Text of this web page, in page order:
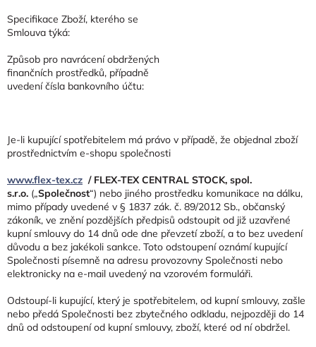
Specifikace Zboží, kterého se
Smlouva týká:
Způsob pro navrácení obdržených
finančních prostředků, případně
uvedení čísla bankovního účtu:
Je-li kupující spotřebitelem má právo v případě, že objednal zboží
prostřednictvím e-shopu společnosti
www.flex-tex.cz / FLEX-TEX CENTRAL STOCK, spol.
s.r.o. („Společnost“) nebo jiného prostředku komunikace na dálku,
mimo případy uvedené v § 1837 zák. č. 89/2012 Sb., občanský
zákoník, ve znění pozdějších předpisů odstoupit od již uzavřené
kupní smlouvy do 14 dnů ode dne převzetí zboží, a to bez uvedení
důvodu a bez jakékoli sankce. Toto odstoupení oznámí kupující
Společnosti písemně na adresu provozovny Společnosti nebo
elektronicky na e-mail uvedený na vzorovém formuláři.
Odstoupí-li kupující, který je spotřebitelem, od kupní smlouvy, zašle
nebo předá Společnosti bez zbytečného odkladu, nejpozději do 14
dnů od odstoupení od kupní smlouvy, zboží, které od ní obdržel.